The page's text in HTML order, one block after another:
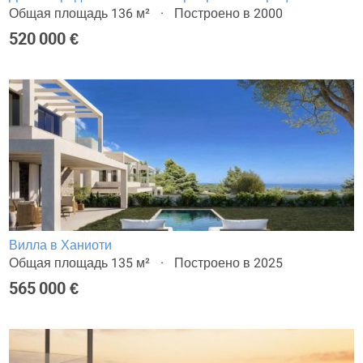
Общая площадь 136 м²
Построено в 2000
520 000 €
Вилла в Ханиоти
Общая площадь 135 м²
Построено в 2025
565 000 €